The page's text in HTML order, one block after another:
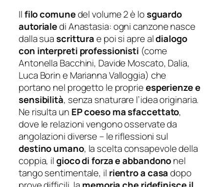
Ilfilo comunedel volume 2 è losguardo
autorialedi Anastasia: ogni canzone nasce
dalla suascritturae poi si apre aldialogo
con interpreti professionisti (come
Antonella Bacchini, Davide Moscato, Dalia,
Luca Borin e Marianna Valloggia) che
portano nel progetto le proprieesperienze e
sensibilità, senza snaturare l’idea originaria.
Ne risulta un EP coeso ma sfaccettato,
dove le relazioni vengono osservate da
angolazioni diverse – le riflessioni sul
destino umano, la scelta consapevole della
coppia, ilgioco di forza e abbandononel
tango sentimentale, il rientro a casadopo